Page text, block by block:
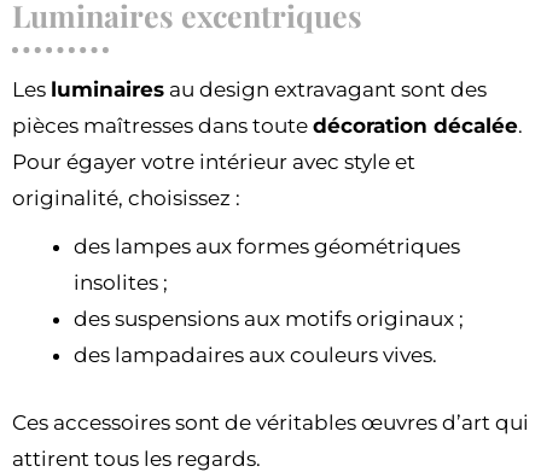
Luminaires excentriques
Les luminaires au design extravagant sont des
pièces maîtresses dans toute décoration décalée.
Pour égayer votre intérieur avec style et
originalité, choisissez :
des lampes aux formes géométriques
insolites ;
des suspensions aux motifs originaux ;
des lampadaires aux couleurs vives.
Ces accessoires sont de véritables œuvres d’art qui
attirent tous les regards.